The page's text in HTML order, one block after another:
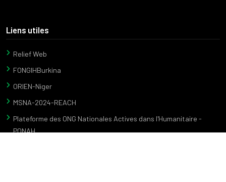
Liens utiles
Relief Web
FONGIHBurkina
ORIEN-Niger
MSNA-2024-REACH
Plateforme des ONG Nationales Actives dans l'Humanitaire -
PONAH